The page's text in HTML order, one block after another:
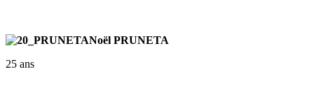
Noël PRUNETA
25 ans